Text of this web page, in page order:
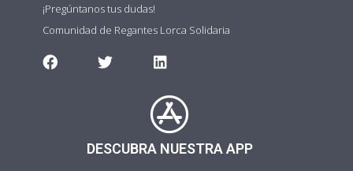
¡Pregúntanos tus dudas!
Comunidad de Regantes Lorca Solidaria
DESCUBRA NUESTRA APP